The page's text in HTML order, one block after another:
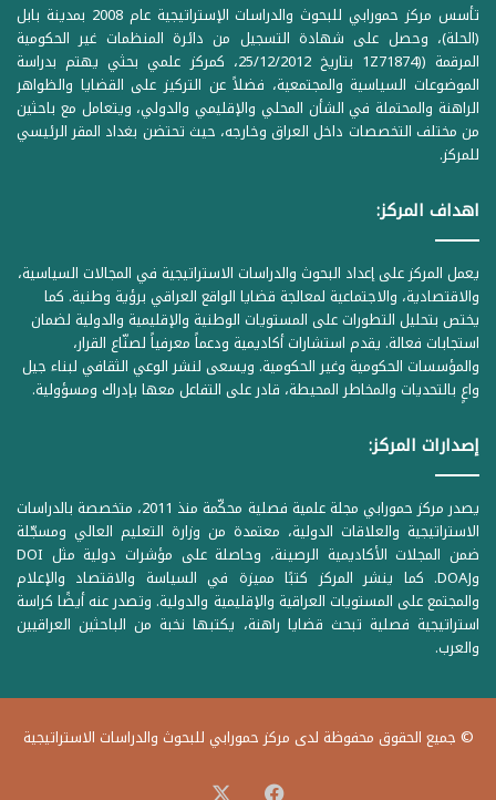
تأسس مركز حمورابي للبحوث والدراسات الإستراتيجية عام 2008 بمدينة بابل
(الحلة)، وحصل على شهادة التسجيل من دائرة المنظمات غير الحكومية
المرقمة ((1Z71874 بتاريخ 25/12/2012، كمركز علمي بحثي يهتم بدراسة
الموضوعات السياسية والمجتمعية، فضلاً عن التركيز على القضايا والظواهر
الراهنة والمحتملة في الشأن المحلي والإقليمي والدولي، ويتعامل مع باحثين
من مختلف التخصصات داخل العراق وخارجه، حيث تحتضن بغداد المقر الرئيسي
للمركز.
اهداف المركز:
يعمل المركز على إعداد البحوث والدراسات الاستراتيجية في المجالات السياسية،
والاقتصادية، والاجتماعية لمعالجة قضايا الواقع العراقي برؤية وطنية. كما
يختص بتحليل التطورات على المستويات الوطنية والإقليمية والدولية لضمان
استجابات فعالة. يقدم استشارات أكاديمية ودعماً معرفياً لصنّاع القرار،
والمؤسسات الحكومية وغير الحكومية. ويسعى لنشر الوعي الثقافي لبناء جيل
واعٍ بالتحديات والمخاطر المحيطة، قادر على التفاعل معها بإدراك ومسؤولية.
إصدارات المركز:
يصدر مركز حمورابي مجلة علمية فصلية محكّمة منذ 2011، متخصصة بالدراسات
الاستراتيجية والعلاقات الدولية، معتمدة من وزارة التعليم العالي ومسجّلة
ضمن المجلات الأكاديمية الرصينة، وحاصلة على مؤشرات دولية مثل DOI
وDOAJ. كما ينشر المركز كتبًا مميزة في السياسة والاقتصاد والإعلام
والمجتمع على المستويات العراقية والإقليمية والدولية. وتصدر عنه أيضًا كراسة
استراتيجية فصلية تبحث قضايا راهنة، يكتبها نخبة من الباحثين العراقيين
والعرب.
© جميع الحقوق محفوظة لدى مركز حمورابي للبحوث والدراسات الاستراتيجية